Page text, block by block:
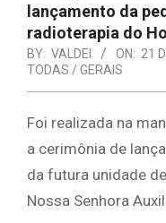
lançamento da
radioterapia do
BY: VALDEI ON: 21
TODAS / GERAIS
Foi realizada na
a cerimônia de
da futura unidade
Nossa Senhora